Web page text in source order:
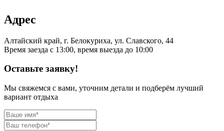
Адрес
Алтайский край, г. Белокуриха, ул. Славского, 44
Время заезда с 13:00, время выезда до 10:00
Оставьте заявку!
Мы свяжемся с вами, уточним детали и подберём лучший
вариант отдыха